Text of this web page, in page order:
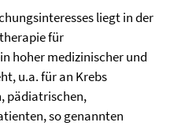
liegt in der
für
hoher medizinischer und
u.a. für an Krebs
pädiatrischen,
so genannten